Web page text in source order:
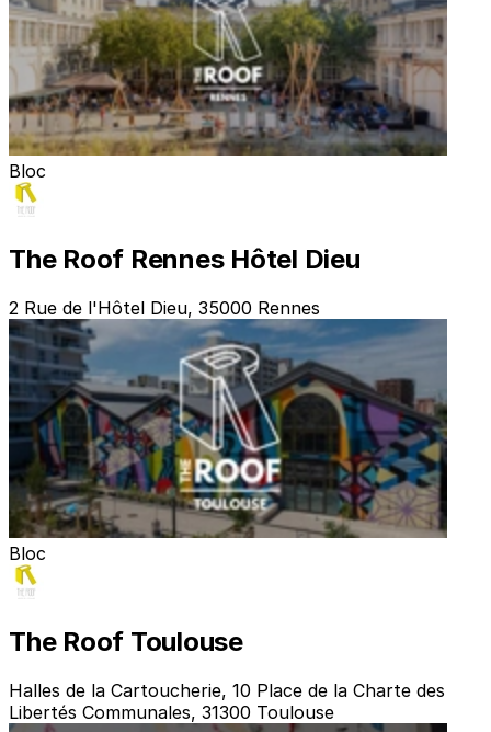
Bloc
The Roof Rennes Hôtel Dieu
2 Rue de l'Hôtel Dieu, 35000 Rennes
Bloc
The Roof Toulouse
Halles de la Cartoucherie, 10 Place de la Charte des
Libertés Communales, 31300 Toulouse